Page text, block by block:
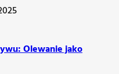
Olewanie jako